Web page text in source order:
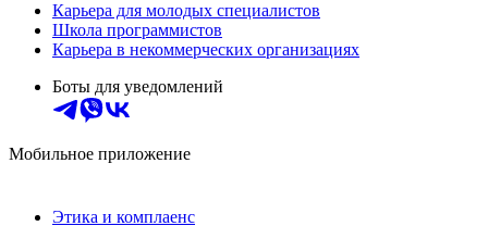
Карьера для молодых специалистов
Школа программистов
Карьера в некоммерческих организациях
Боты для уведомлений
Мобильное приложение
Этика и комплаенс